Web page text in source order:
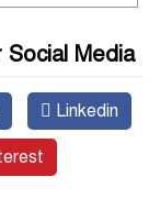
Media
Linkedin